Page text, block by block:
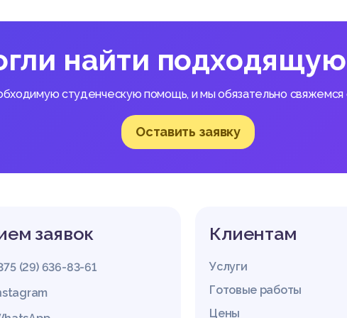
контроля занимают органы государственной власти. Общий
министерства, а также местные исполнительные и
НАНИМАТЕЛЕЙ И УПОЛНОМОЧЕННЫХ ДОЛЖНОСТНЫХ
О ТРУДЕ
465 Трудового кодекса Республики Беларусь). К лицам, на которых
за нарушение законодательства о труде, можно
лицо;
лица, руководителя структурного кадрового
и т.п.);
службы (инспектор по кадрам, специалист по кадрам);
найти
студенческую помощь, и мы обязательно свяжемся
Оставить заявку
заявок
(29) 636-83-61
Клиентам
Услуги
Готовые работы
Цены